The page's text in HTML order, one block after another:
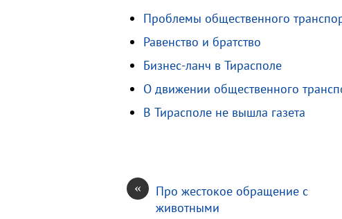
m
a
s
s
k
R
п
р
а
т
Проблемы общественного
Равенство и братство
Бизнес-ланч в Тирасполе
О движении общественного
В Тирасполе не вышла газета
«
Про жестокое обращение с
животными